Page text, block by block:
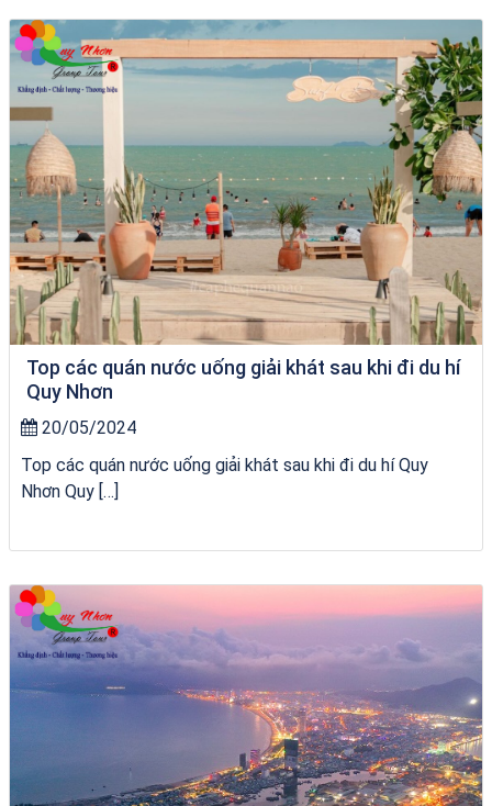
VÉ HẢI GIANG
Top các quán nước uống giải khát sau khi đi du hí
Quy Nhơn
20/05/2024
Top các quán nước uống giải khát sau khi đi du hí Quy
Nhơn Quy […]